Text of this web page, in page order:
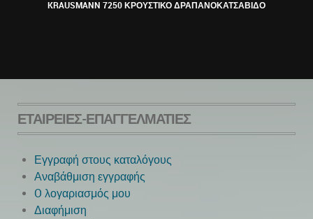
KRAUSMANN 7250 ΚΡΟΥΣΤΙΚΟ ΔΡΑΠΑΝΟΚΑΤΣΑΒΙΔΟ
Next
ΕΤΑΙΡΕΊΕΣ-ΕΠΑΓΓΕΛΜΑΤΊΕΣ
Εγγραφή στους καταλόγους
Αναβάθμιση εγγραφής
O λογαριασμός μου
Διαφήμιση